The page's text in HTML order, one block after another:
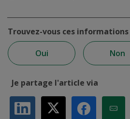
Trouvez-vous ces
Oui Non
Je partage l'article via
Partager sur LinkedIn
Partager sur XPartager sur